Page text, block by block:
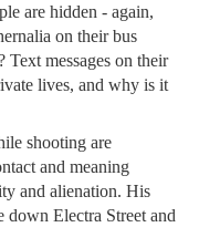
are hidden - again,
on their bus
Text messages on their
lives, and why is it
shooting are
and meaning
and alienation. His
down Electra Street and